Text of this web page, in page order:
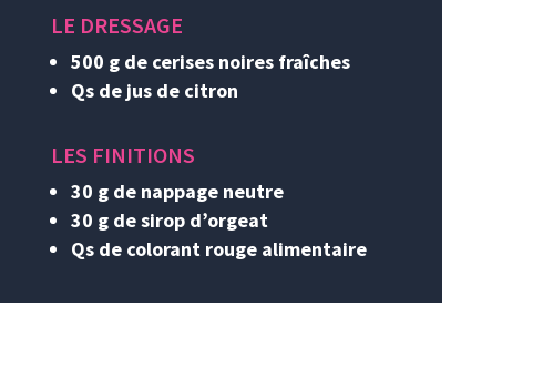
LE DRESSAGE
500 g de cerises noires fraîches
Qs de jus de citron
LES FINITIONS
30 g de nappage neutre
30 g de sirop d’orgeat
Qs de colorant rouge alimentaire